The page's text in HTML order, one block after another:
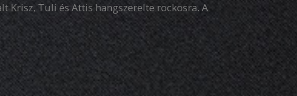
Tuli és Attis hangszerelte rockosra. A